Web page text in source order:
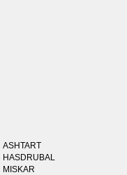
ASHTART
HASDRUBAL
MISKAR